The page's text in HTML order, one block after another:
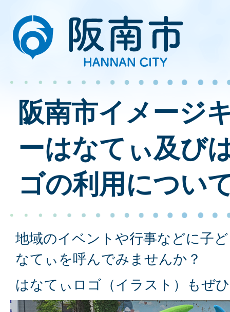
阪南市イメージ
ーはなてぃ及び
ゴの利用につい
地域のイベントや行事などに子
なてぃを呼んでみませんか？
はなてぃロゴ（イラスト）もぜ